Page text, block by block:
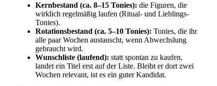
Kernbestand (ca. 8–15 Tonies): die Figuren, die
wirklich regelmäßig laufen (Ritual- und Lieblings-
Tonies).
Rotationsbestand (ca. 5–10 Tonies): Tonies, die ihr
alle paar Wochen austauscht, wenn Abwechslung
gebraucht wird.
Wunschliste (laufend): statt spontan zu kaufen,
landet ein Titel erst auf der Liste. Bleibt er dort zwei
Wochen relevant, ist es ein guter Kandidat.